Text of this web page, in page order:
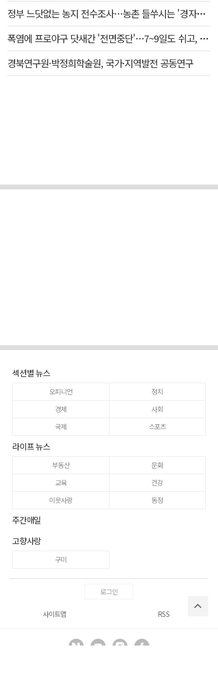
정부 느닷없는 농지 전수조사…농촌 들쑤시는 '경자유전'의 칼날
폭염에 프로야구 닷새간 '전면중단'…7~9일도 쉬고, 11일 재개
경북연구원·박정희학술원, 국가·지역발전 공동연구
섹션별 뉴스
오피니언
정치
경제
사회
국제
스포츠
라이프 뉴스
부동산
문화
교육
건강
이웃사랑
동정
주간매일
고향사랑
구미
로그인
사이트맵 RSS